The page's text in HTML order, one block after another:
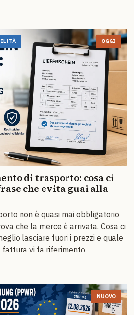
OGGI
di trasporto: cosa ci
che evita guai alla
non è quasi mai obbligatorio
che la merce è arrivata. Cosa ci
lasciare fuori i prezzi e quale
vi fa riferimento.
NUOVO